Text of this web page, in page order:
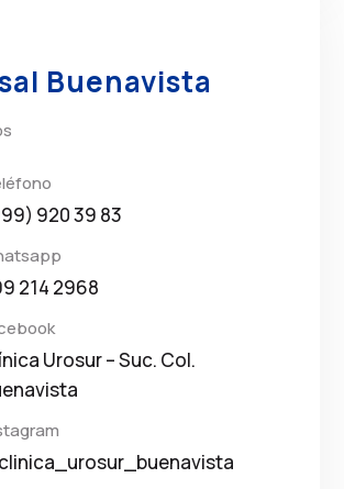
Buenavista
920 39 83
214 2968
Urosur – Suc. Col.